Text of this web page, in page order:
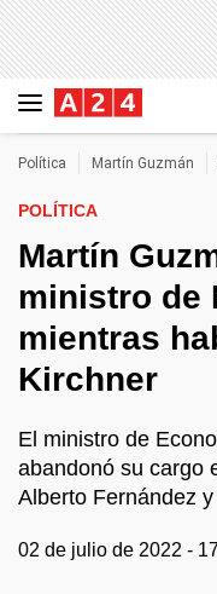
Política Martín Guzmán
POLÍTICA
Martín
ministro de
mientras
Kirchner
El ministro de
abandonó su cargo
Alberto Fernández
02 de julio de 2022 -